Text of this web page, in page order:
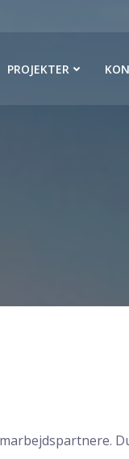
PROJEKTER